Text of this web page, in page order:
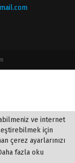
ve internet
için
çerez ayarlarınızı
fazla oku